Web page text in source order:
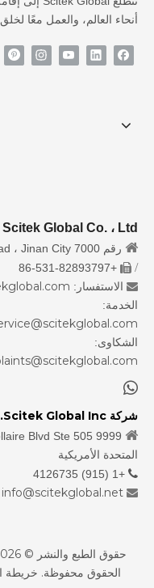
أنحاء العالم، والعمل معًا
Scitek Global Co. ، Ltd
 رقم 7000 Jingshi Road ، Jinan City ، مقاطعة شاندونغ ، الصين
/

+86-531-82893797
 الاستفسار:
الخدمة:
الشكاوى:

شركة Scitek Global Inc.

المتحدة الأمريكية

+1 (915) 4126735

info@scitekglobal.net
حقوق الطبع والنشر ©
الحقوق محفوظة. خريطة